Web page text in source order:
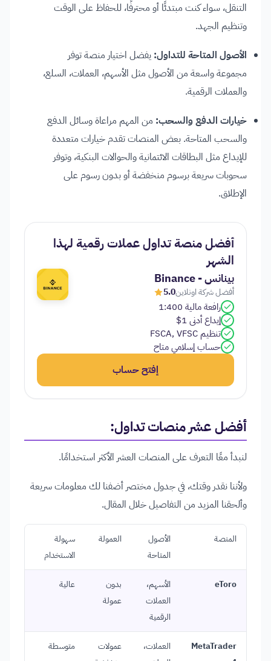
التنقل، سواء كنت مبتدئًا أو محترفًا، للحفاظ على الوقت
وتنظيم الجهد.
الأصول المتاحة للتداول: يفضل اختيار منصة توفر
مجموعة واسعة من الأصول مثل الأسهم، العملات، السلع،
والعملات الرقمية.
خيارات الدفع والسحب: من المهم مراعاة وسائل الدفع
والسحب المتاحة. بعض المنصات تقدم خيارات متعددة
للإيداع مثل البطاقات الائتمانية والحوالات البنكية، وتوفر
سحوبات سريعة برسوم منخفضة أو بدون رسوم على
الإطلاق.
أفضل منصة تداول عملات رقمية لهذا
الشهر
بينانس - Binance
أفضل شركة اونلاين5.0
رافعة مالية 1:400
إيداع أدنى 1$
تنظيم FSCA, VFSC
حساب إسلامي متاح
إفتح حساب
أفضل عشر منصات تداول:
لنبدأ معًا التعرف على المنصات العشر الأكثر استخدامًا.
ولأننا نقدر وقتك، في جدول مختصر أضفنا لك معلومات سريعة
وألحقنا المزيد من التفاصيل خلال المقال.
المنصة
الأصول
المتاحة
العمولة
سهولة
الاستخدام
eToro
الأسهم،
العملات
الرقمية
بدون
عمولة
عالية
MetaTrader
العملات،
عمولات
متوسطة